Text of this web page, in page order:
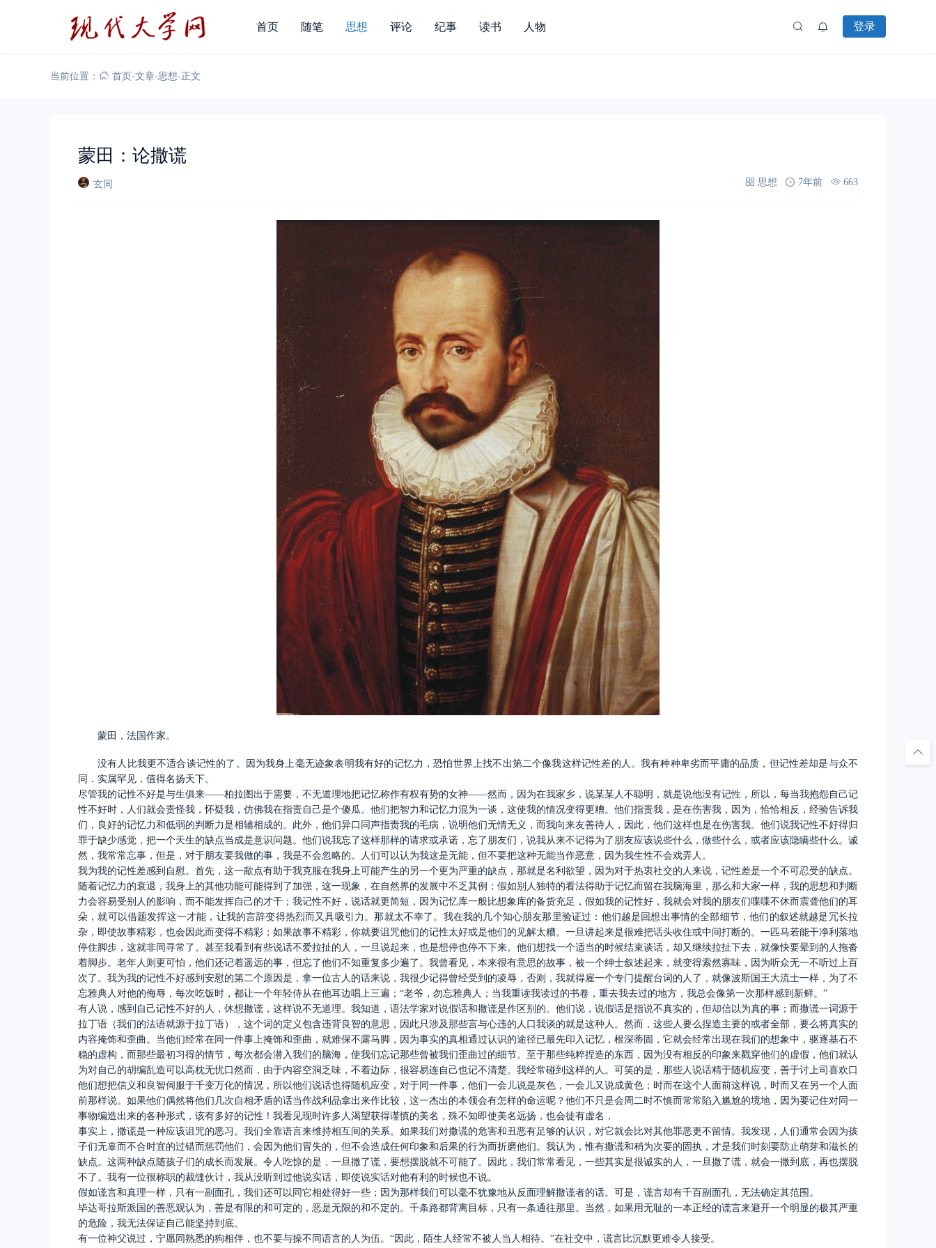
首页 随笔 思想 评论 纪事 读书 人物 登录
当前位置： 首页-文章-思想-正文
蒙田：论撒谎
玄同 思想 7年前 663
蒙田，法国作家。
没有人比我更不适合谈记性的了。因为我身上毫无迹象表明我有好的记忆力，恐怕世界上找不出第二个像我这样记性差的人。我有种种卑劣而平庸的品质，但记性差却是与众不
同．实属罕见，值得名扬天下。
尽管我的记性不好是与生俱来――柏拉图出于需要，不无道理地把记忆称作有权有势的女神――然而，因为在我家乡，说某某人不聪明，就是说他没有记性，所以，每当我抱怨自己记
性不好时，人们就会责怪我，怀疑我，仿佛我在指责自己是个傻瓜。他们把智力和记忆力混为一谈，这使我的情况变得更糟。他们指责我，是在伤害我，因为，恰恰相反，经验告诉我
们，良好的记忆力和低弱的判断力是相辅相成的。此外，他们异口同声指责我的毛病，说明他们无情无义，而我向来友善待人，因此，他们这样也是在伤害我。他们说我记性不好得归
罪于缺少感觉，把一个天生的缺点当成是意识问题。他们说我忘了这样那样的请求或承诺，忘了朋友们，说我从来不记得为了朋友应该说些什么，做些什么，或者应该隐瞒些什么。诚
然，我常常忘事，但是，对于朋友要我做的事，我是不会忽略的。人们可以认为我这是无能，但不要把这种无能当作恶意，因为我生性不会戏弄人。
我为我的记性差感到自慰。首先，这一歃点有助于我克服在我身上可能产生的另一个更为严重的缺点，那就是名利欲望，因为对于热衷社交的人来说，记性差是一个不可忍受的缺点。
随着记忆力的衰退，我身上的其他功能可能得到了加强，这一现象，在自然界的发展中不乏其例；假如别人独特的看法得助于记忆而留在我脑海里，那么和大家一样，我的思想和判断
力会容易受别人的影响，而不能发挥自己的才干；我记性不好，说话就更简短，因为记忆库一般比想象库的备货充足，假如我的记性好，我就会对我的朋友们喋喋不休而震聋他们的耳
朵，就可以借题发挥这一才能，让我的言辞变得热烈而又具吸引力。那就太不幸了。我在我的几个知心朋友那里验证过：他们越是回想出事情的全部细节，他们的叙述就越是冗长拉
杂，即使故事精彩，也会因此而变得不精彩；如果故事不精彩，你就要诅咒他们的记性太好或是他们的见解太糟。一旦讲起来是很难把话头收住或中间打断的。一匹马若能干净利落地
停住脚步，这就非同寻常了。甚至我看到有些说话不爱拉扯的人，一旦说起来，也是想停也停不下来。他们想找一个适当的时候结束谈话，却又继续拉扯下去，就像快要晕到的人拖沓
着脚步。老年人则更可怕，他们还记着遥远的事，但忘了他们不知重复多少遍了。我曾看见，本来很有意思的故事，被一个绅士叙述起来，就变得索然寡味，因为听众无一不听过上百
次了。我为我的记性不好感到安慰的第二个原因是，拿一位古人的话来说，我很少记得曾经受到的凌辱，否则，我就得雇一个专门提醒台词的人了，就像波斯国王大流士一样，为了不
忘雅典人对他的侮辱，每次吃饭时，都让一个年轻侍从在他耳边唱上三遍； “老爷，勿忘雅典人；当我重读我读过的书卷，重去我去过的地方，我总会像第一次那样感到新鲜。”
有人说，感到自己记性不好的人，休想撒谎，这样说不无道理。我知道，语法学家对说假话和撒谎是作区别的。他们说，说假话是指说不真实的，但却信以为真的事；而撒谎一词源于
拉丁语（我们的法语就源于拉丁语），这个词的定义包含违背良智的意思，因此只涉及那些言与心违的人口我谈的就是这种人。然而，这些人要么捏造主要的或者全部，要么将真实的
内容掩饰和歪曲。当他们经常在同一件事上掩饰和歪曲，就难保不露马脚，因为事实的真相通过认识的途径已最先印入记忆，根深蒂固，它就会经常出现在我们的想象中，驱逐基石不
稳的虚构，而那些最初习得的情节，每次都会潜入我们的脑海，使我们忘记那些曾被我们歪曲过的细节。至于那些纯粹捏造的东西，因为没有相反的印象来戳穿他们的虚假，他们就认
为对自己的胡编乱造可以高枕无忧口然而，由于内容空洞乏味，不着边际，很容易连自己也记不清楚。我经常碰到这样的人。可笑的是，那些人说话精于随机应变，善于讨上司喜欢口
他们想把信义和良智伺服于千变万化的情况，所以他们说话也得随机应变，对于同一件事，他们一会儿说是灰色，一会儿又说成黄色；时而在这个人面前这样说，时而又在另一个人面
前那样说。如果他们偶然将他们几次自相矛盾的话当作战利品拿出来作比较，这一杰出的本领会有怎样的命运呢？他们不只是会周二时不慎而常常陷入尴尬的境地，因为要记住对同一
事物编造出来的各种形式，该有多好的记性！我看见现时许多人渴望获得谨慎的美名，殊不知即使美名远扬，也会徒有虚名，
事实上，撒谎是一种应该诅咒的恶习。我们全靠语言来维持相互间的关系。如果我们对撒谎的危害和丑恶有足够的认识，对它就会比对其他罪恶更不留情。我发现，人们通常会因为孩
子们无辜而不合时宜的过错而惩罚他们，会因为他们冒失的，但不会造成任何印象和后果的行为而折磨他们。我认为，惟有撒谎和稍为次要的固执，才是我们时刻要防止萌芽和滋长的
缺点。这两种缺点随孩子们的成长而发展。令人吃惊的是，一旦撒了谎，要想摆脱就不可能了。因此，我们常常看见，一些其实是很诚实的人，一旦撒了谎，就会一撒到底，再也摆脱
不了。我有一位很称职的裁缝伙计，我从没听到过他说实话，即使说实话对他有利的时候也不说。
假如谎言和真理一样，只有一副面孔，我们还可以同它相处得好一些；因为那样我们可以毫不犹豫地从反面理解撒谎者的话。可是，谎言却有千百副面孔，无法确定其范围。
毕达哥拉斯派国的善恶观认为，善是有限的和可定的，恶是无限的和不定的。千条路都背离目标，只有一条通往那里。当然，如果用无耻的一本正经的谎言来避开一个明显的极其严重
的危险，我无法保证自己能坚持到底。
有一位神父说过，宁愿同熟悉的狗相伴，也不要与操不同语言的人为伍。 “因此，陌生人经常不被人当人相待。”在社交中，谎言比沉默更难令人接受。